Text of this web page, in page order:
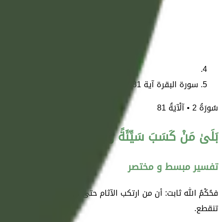
سورة البقرة آية 81
سُورَةُ2• آلْآيَةُ81
بَلَىٰ مَنْ كَسَبَ سَيِّئَةً وَأَحَاطَتْ بِهِ خَطِيئَتُهُ
تفسير مبسط و مختصر
فحُكْمُ الله ثابت: أن من ارتكب الآثام حتى جَرَّته إلى الكفر،
تنقطع.